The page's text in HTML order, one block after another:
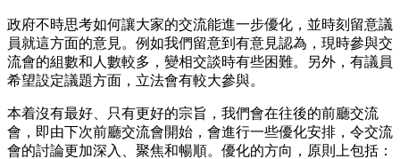
政府不時思考如何讓大家的交流能進一步優化，並時刻留意議
員就這方面的意見。例如我們留意到有意見認為，現時參與交
流會的組數和人數較多，變相交談時有些困難。另外，有議員
希望設定議題方面，立法會有較大參與。
本着沒有最好、只有更好的宗旨，我們會在往後的前廳交流
會，即由下次前廳交流會開始，會進行一些優化安排，令交流
會的討論更加深入、聚焦和暢順。優化的方向，原則上包括：